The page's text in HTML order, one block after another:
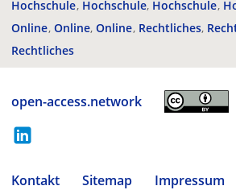
Hochschule Hochschule Hochschule
Online Online Online Rechtliches
Rechtliches
open-access.network
Kontakt Sitemap
Impressum